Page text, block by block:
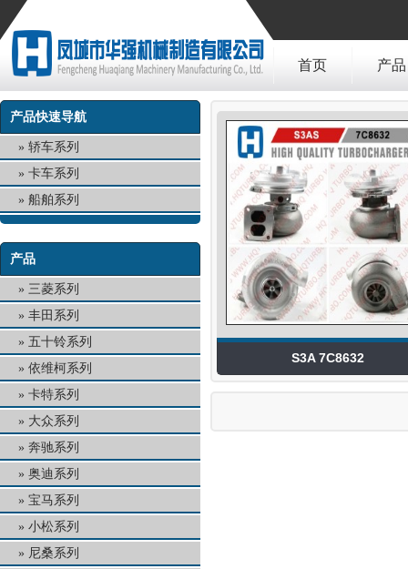
首页 产品
产品快速导航
轿车系列
卡车系列
船舶系列
产品
三菱系列
丰田系列
五十铃系列
依维柯系列
卡特系列
大众系列
奔驰系列
奥迪系列
宝马系列
小松系列
尼桑系列
S3A 7C8632